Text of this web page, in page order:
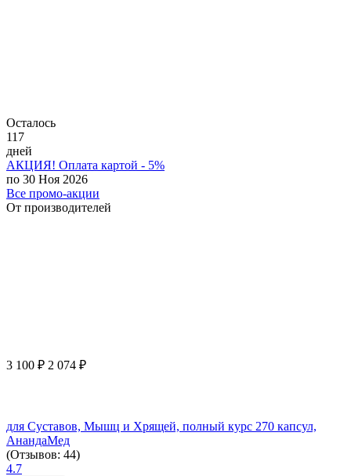
Осталось
117
дней
АКЦИЯ! Оплата картой - 5%
по 30 Ноя 2026
Все промо-акции
От производителей
3 100 ₽ 2 074 ₽
для Суставов, Мышц и Хрящей, полный курс 270 капсул,
АнандаМед
(Отзывов: 44)
4.7